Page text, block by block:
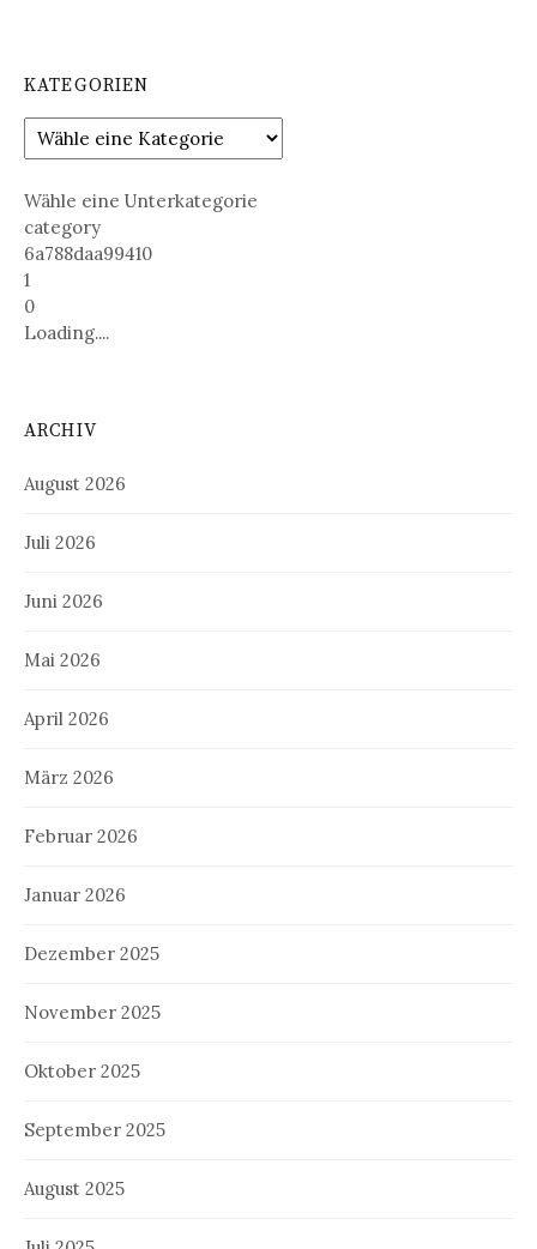
KATEGORIEN
Wähle eine Unterkategorie
category
6a788daa99410
1
0
Loading....
ARCHIV
August 2026
Juli 2026
Juni 2026
Mai 2026
April 2026
März 2026
Februar 2026
Januar 2026
Dezember 2025
November 2025
Oktober 2025
September 2025
August 2025